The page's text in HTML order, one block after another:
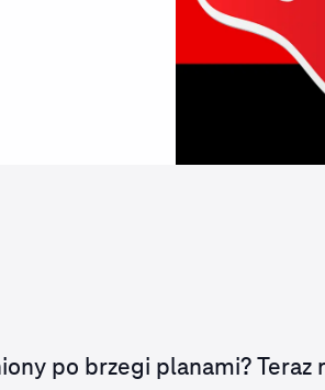
po brzegi planami? Teraz